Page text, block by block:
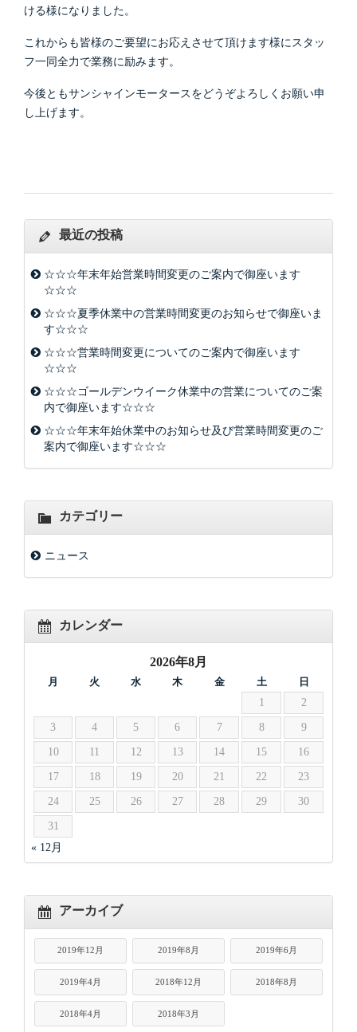
ける様になりました。
これからも皆様のご要望にお応えさせて頂けます様にスタッ
フ一同全力で業務に励みます。
今後ともサンシャインモータースをどうぞよろしくお願い申
し上げます。
最近の投稿
☆☆☆年末年始営業時間変更のご案内で御座います
☆☆☆
☆☆☆夏季休業中の営業時間変更のお知らせで御座いま
す☆☆☆
☆☆☆営業時間変更についてのご案内で御座います
☆☆☆
☆☆☆ゴールデンウイーク休業中の営業についてのご案
内で御座います☆☆☆
☆☆☆年末年始休業中のお知らせ及び営業時間変更のご
案内で御座います☆☆☆
カテゴリー
ニュース
カレンダー
2026年8月
月 火 水 木 金 土 日
1 2
3 4 5 6 7 8 9
10 11 12 13 14 15 16
17 18 19 20 21 22 23
24 25 26 27 28 29 30
31
« 12月
アーカイブ
2019年12月 2019年8月 2019年6月
2019年4月 2018年12月 2018年8月
2018年4月 2018年3月